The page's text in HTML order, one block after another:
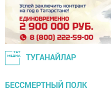
ТУГАНАЙЛАР
БЕССМЕРТНЫЙ ПОЛК